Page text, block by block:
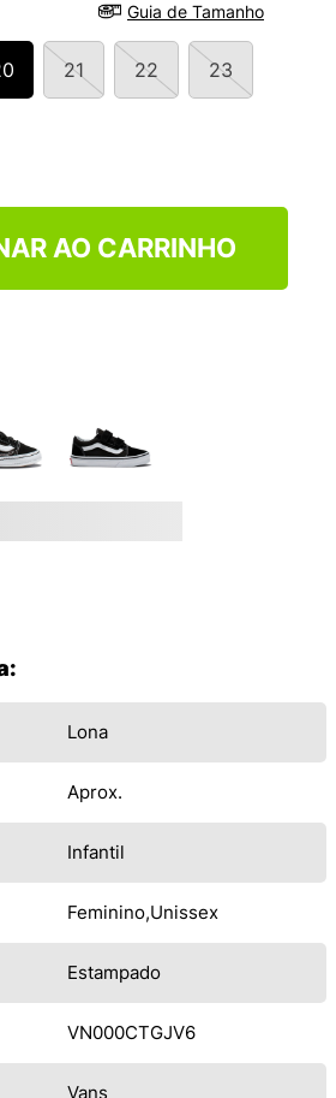
Guia de Tamanho
21 22 23
AO CARRINHO
Lona
Aprox.
Infantil
Feminino Unissex
Estampado
VN000CTGJV6
Vans